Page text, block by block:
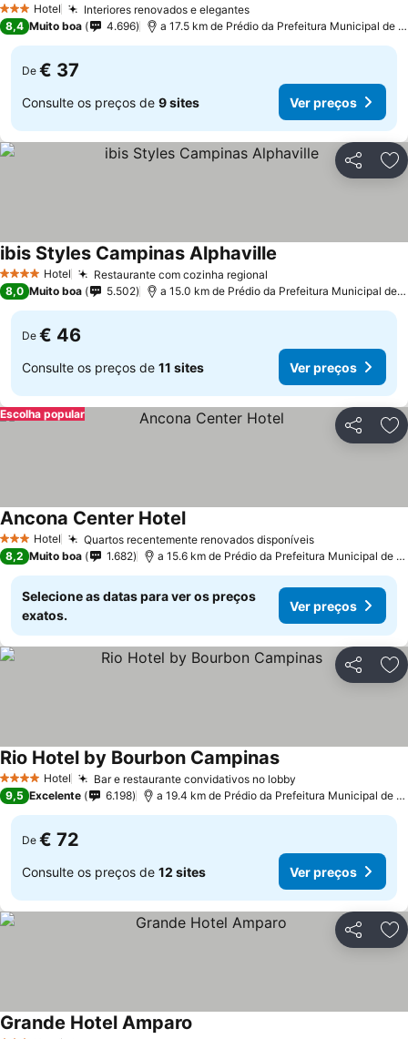
3 EstrelasHotel Interiores renovados e elegantes
8,4 Muito boa 4.696 a 17.5 km de Prédio da Prefeitura Municipal de Pedreira
De € 37
Consulte os preços de 9 sites Ver preços
Partilhar
4 EstrelasHotel Restaurante com cozinha regional
ibis Styles Campinas Alphaville
8,0 Muito boa 5.502 a 15.0 km de Prédio da Prefeitura Municipal de Pedreira
De € 46
Consulte os preços de 11 sites Ver preços
Partilhar
Escolha popular
3 EstrelasHotel Quartos recentemente renovados disponíveis
Ancona Center Hotel
8,2 Muito boa 1.682 a 15.6 km de Prédio da Prefeitura Municipal de Pedreira
Selecione as datas para ver os preços
exatos.
Ver preços
Partilhar
4 EstrelasHotel Bar e restaurante convidativos no lobby
Rio Hotel by Bourbon Campinas
9,5 Excelente 6.198 a 19.4 km de Prédio da Prefeitura Municipal de Pedreira
De € 72
Consulte os preços de 12 sites Ver preços
Partilhar
Grande Hotel Amparo